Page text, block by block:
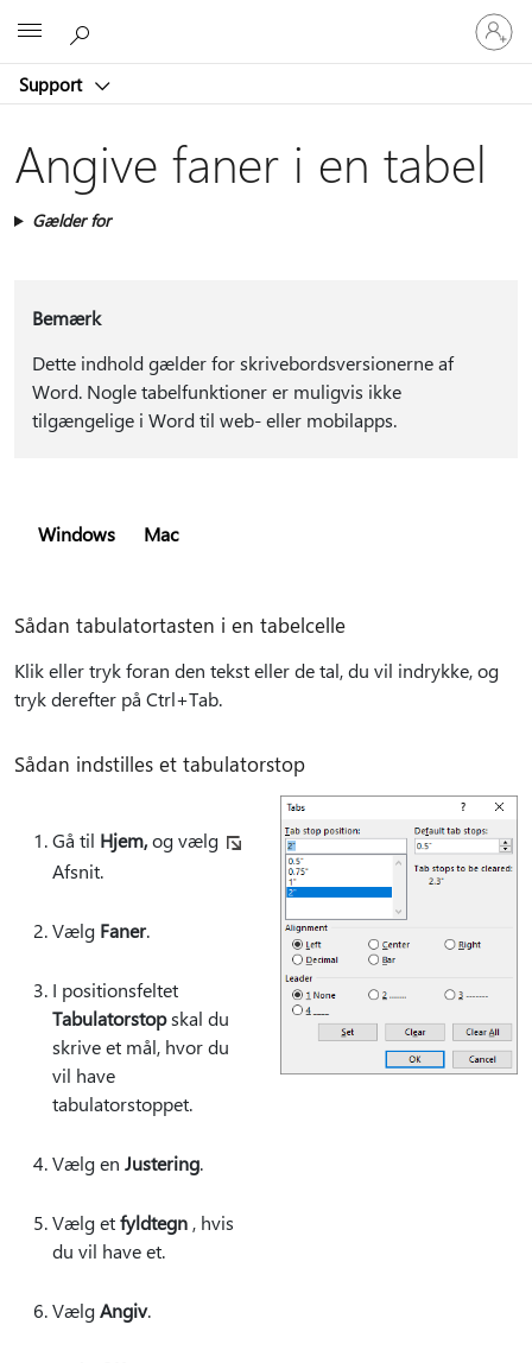
Support
Log
på
din
Angive faner i en tabel
Gælder for
Bemærk
Dette indhold gælder for skrivebordsversionerne af
Word. Nogle tabelfunktioner er muligvis ikke
tilgængelige i Word til web- eller mobilapps.
Windows Mac
Sådan tabulatortasten i en tabelcelle
Klik eller tryk foran den tekst eller de tal, du vil indrykke, og
tryk derefter på Ctrl+Tab.
Sådan indstilles et tabulatorstop
Gå til Hjem,og vælg
Afsnit.
Vælg Faner.
I positionsfeltet
Tabulatorstopskal du
skrive et mål, hvor du
vil have
tabulatorstoppet.
Vælg en Justering.
Vælg etfyldtegn , hvis
du vil have et.
VælgAngiv.